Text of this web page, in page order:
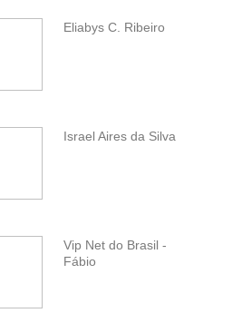
Eliabys C. Ribeiro
Israel Aires da Silva
Vip Net do Brasil -
Fábio